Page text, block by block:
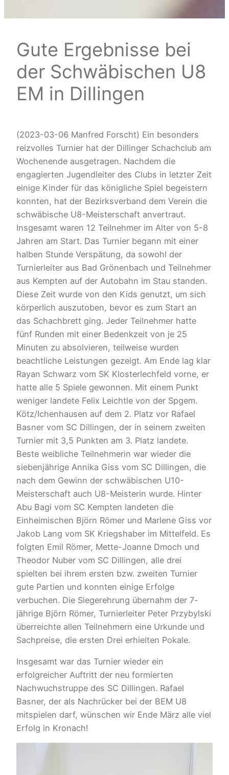
Gute Ergebnisse bei
der Schwäbischen U8
EM in Dillingen
(2023-03-06 Manfred Forscht) Ein besonders
reizvolles Turnier hat der Dillinger Schachclub am
Wochenende ausgetragen. Nachdem die
engagierten Jugendleiter des Clubs in letzter Zeit
einige Kinder für das königliche Spiel begeistern
konnten, hat der Bezirksverband dem Verein die
schwäbische U8-Meisterschaft anvertraut.
Insgesamt waren 12 Teilnehmer im Alter von 5-8
Jahren am Start. Das Turnier begann mit einer
halben Stunde Verspätung, da sowohl der
Turnierleiter aus Bad Grönenbach und Teilnehmer
aus Kempten auf der Autobahn im Stau standen.
Diese Zeit wurde von den Kids genutzt, um sich
körperlich auszutoben, bevor es zum Start an
das Schachbrett ging. Jeder Teilnehmer hatte
fünf Runden mit einer Bedenkzeit von je 25
Minuten zu absolvieren, teilweise wurden
beachtliche Leistungen gezeigt. Am Ende lag klar
Rayan Schwarz vom SK Klosterlechfeld vorne, er
hatte alle 5 Spiele gewonnen. Mit einem Punkt
weniger landete Felix Leichtle von der Spgem.
Kötz/Ichenhausen auf dem 2. Platz vor Rafael
Basner vom SC Dillingen, der in seinem zweiten
Turnier mit 3,5 Punkten am 3. Platz landete.
Beste weibliche Teilnehmerin war wieder die
siebenjährige Annika Giss vom SC Dillingen, die
nach dem Gewinn der schwäbischen U10-
Meisterschaft auch U8-Meisterin wurde. Hinter
Abu Bagi vom SC Kempten landeten die
Einheimischen Björn Römer und Marlene Giss vor
Jakob Lang vom SK Kriegshaber im Mittelfeld. Es
folgten Emil Römer, Mette-Joanne Dmoch und
Theodor Nuber vom SC Dillingen, alle drei
spielten bei ihrem ersten bzw. zweiten Turnier
gute Partien und konnten einige Erfolge
verbuchen. Die Siegerehrung übernahm der 7-
jährige Björn Römer, Turnierleiter Peter Przybylski
überreichte allen Teilnehmern eine Urkunde und
Sachpreise, die ersten Drei erhielten Pokale.
Insgesamt war das Turnier wieder ein
erfolgreicher Auftritt der neu formierten
Nachwuchstruppe des SC Dillingen. Rafael
Basner, der als Nachrücker bei der BEM U8
mitspielen darf, wünschen wir Ende März alle viel
Erfolg in Kronach!